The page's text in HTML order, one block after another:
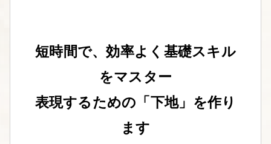
短時間で、効率よく基礎スキル
をマスター
表現するための「下地」を作り
ます